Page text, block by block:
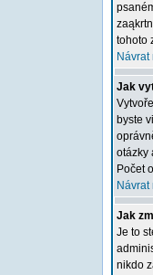
tohoto
Návrat
Jak
byste
otázky
Počet
Návrat
Jak
Je to
nikdo